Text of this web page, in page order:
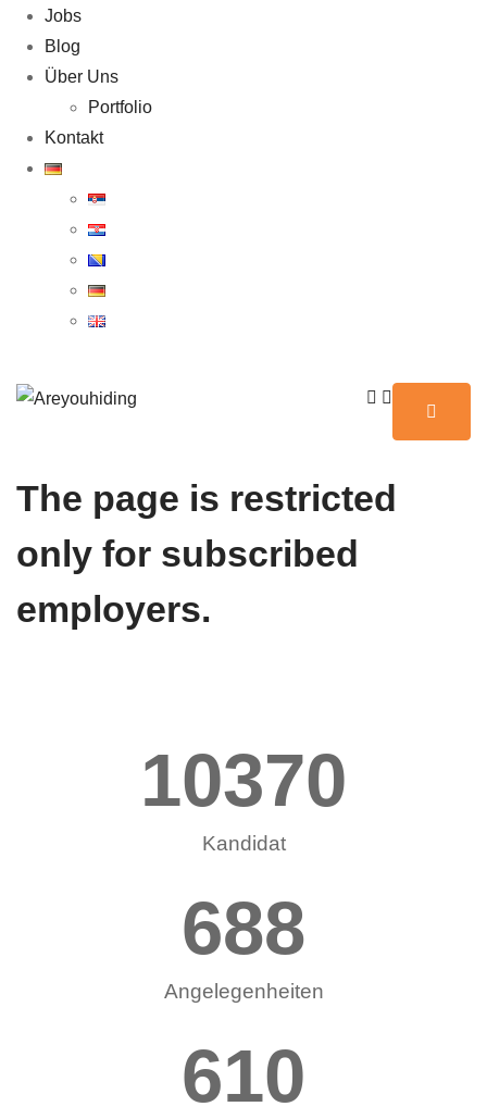
Jobs
Blog
Über Uns
Portfolio
Kontakt
The page is restricted
only for subscribed
employers.
10370
Kandidat
688
Angelegenheiten
610